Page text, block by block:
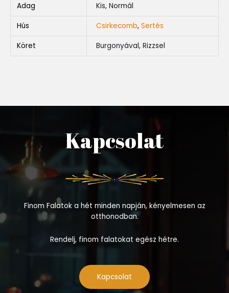
Adag Kis, Normál
Hús Csirkecomb,Sertés
Köret Burgonyával, Rizzsel
Kapcsolat
Finom Falatok a hét minden napján, kényelmesen az
otthonodban.
Rendelj, finom falatokat egész hétre.
Kapcsolat